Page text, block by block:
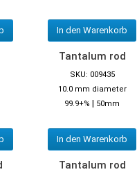
In den Warenkorb
Tantalum rod
SKU: 009435
10.0 mm diameter
99.9+% | 50mm
In den Warenkorb
Tantalum rod